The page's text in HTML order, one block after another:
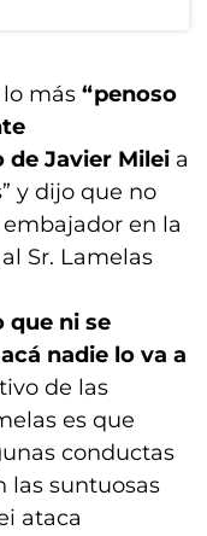
más “penoso
de Javier Milei a
y dijo que no
en la
Sr. Lamelas
que ni se
nadie lo va a
de las
es que
conductas
las suntuosas
ataca